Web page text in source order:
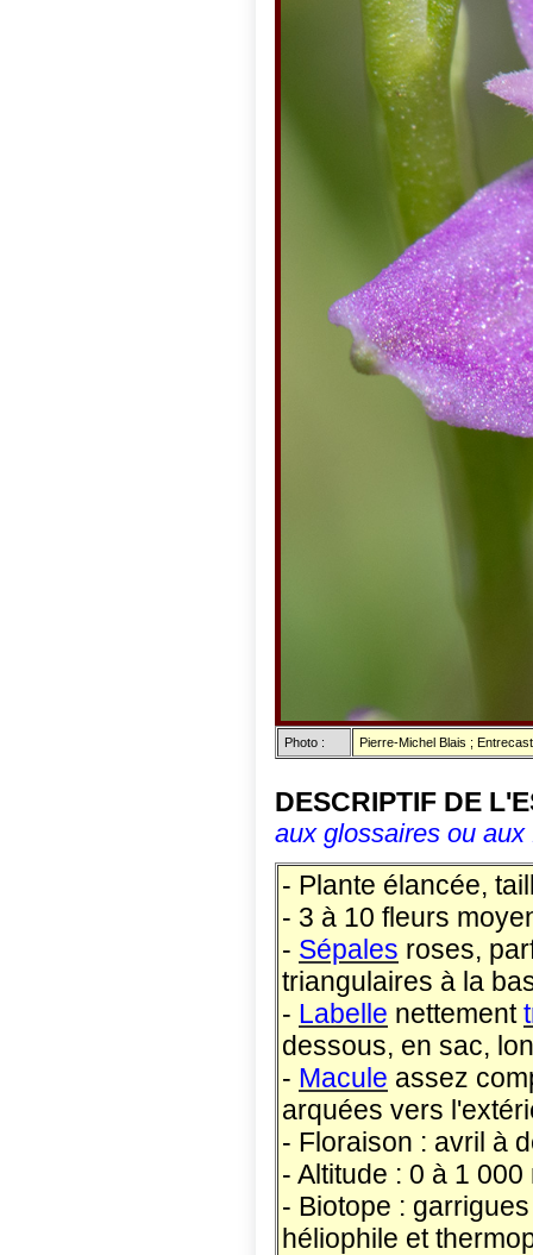
Photo : Pierre-Michel Blais ;
DESCRIPTIF DE
aux glossaires ou
- Plante élancée,
- 3 à 10 fleurs
- Sépales roses,
triangulaires à la
- Labelle nettement
dessous, en sac,
- Macule assez
arquées vers
- Floraison : avril à
- Altitude : 0 à 1 000
- Biotope :
héliophile et